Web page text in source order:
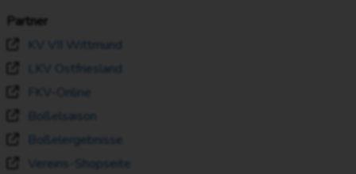
Partner
KV VII Wittmund
LKV Ostfriesland
FKV-Online
Boßelsaison
Boßelergebnisse
Vereins-Shopseite